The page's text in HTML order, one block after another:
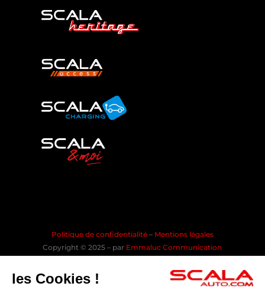
Politique de confidentialité – Mentions légales
Copyright © 2025 – par Emmaluc Communication
les Cookies !